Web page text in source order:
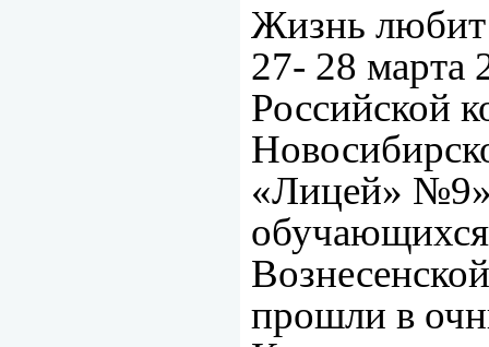
Жизнь любит
27- 28 марта
Российской
«Лицей» №9»
прошли в